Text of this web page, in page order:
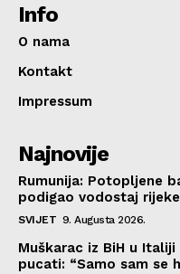
Info
O nama
Kontakt
Impressum
Najnovije
Rumunija: Potopljene
podigao vodostaj rijeke
SVIJET 9. Augusta 2026.
Muškarac iz BiH u
pucati: “Samo sam se